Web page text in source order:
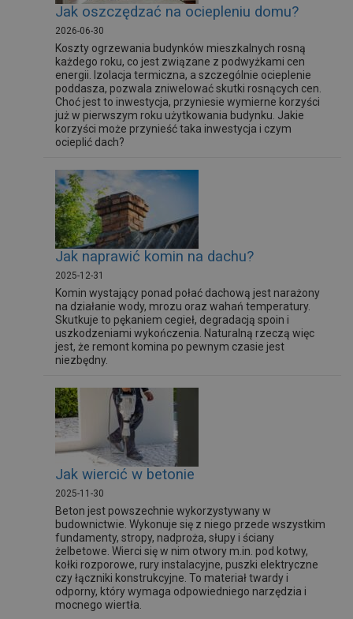
Jak oszczędzać na ociepleniu domu?
2026-06-30
Koszty ogrzewania budynków mieszkalnych rosną
każdego roku, co jest związane z podwyżkami cen
energii. Izolacja termiczna, a szczególnie ocieplenie
poddasza, pozwala zniwelować skutki rosnących cen.
Choć jest to inwestycja, przyniesie wymierne korzyści
już w pierwszym roku użytkowania budynku. Jakie
korzyści może przynieść taka inwestycja i czym
ocieplić dach?
Jak naprawić komin na dachu?
2025-12-31
Komin wystający ponad połać dachową jest narażony
na działanie wody, mrozu oraz wahań temperatury.
Skutkuje to pękaniem cegieł, degradacją spoin i
uszkodzeniami wykończenia. Naturalną rzeczą więc
jest, że remont komina po pewnym czasie jest
niezbędny.
Jak wiercić w betonie
2025-11-30
Beton jest powszechnie wykorzystywany w
budownictwie. Wykonuje się z niego przede wszystkim
fundamenty, stropy, nadproża, słupy i ściany
żelbetowe. Wierci się w nim otwory m.in. pod kotwy,
kołki rozporowe, rury instalacyjne, puszki elektryczne
czy łączniki konstrukcyjne. To materiał twardy i
odporny, który wymaga odpowiedniego narzędzia i
mocnego wiertła.